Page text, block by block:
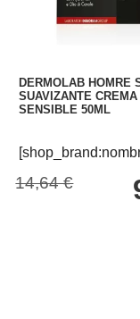
DERMOLAB HOMRE
SUAVIZANTE
SENSIBLE 50ML
14,64 €